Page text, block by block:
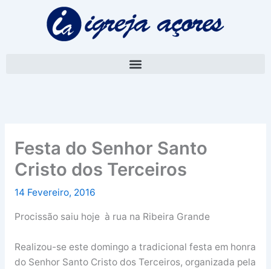
Festa do Senhor Santo
Cristo dos Terceiros
14 Fevereiro, 2016
Procissão saiu hoje à rua na Ribeira Grande
Realizou-se este domingo a tradicional festa em honra
do Senhor Santo Cristo dos Terceiros, organizada pela